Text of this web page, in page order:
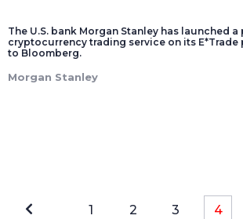
The U.S. bank Morgan Stanley has launched
cryptocurrency trading service on its
to Bloomberg.
Morgan Stanley
1 2 3 4